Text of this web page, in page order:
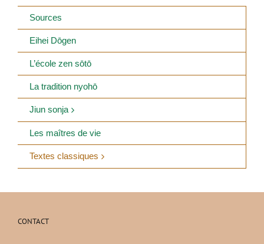
Sources
Eihei Dōgen
L’école zen sōtō
La tradition nyohō
Jiun sonja
Les maîtres de vie
Textes classiques
CONTACT